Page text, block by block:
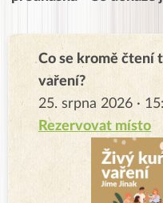
Co se kromě čtení
vaření?
25. srpna 2026 ·
Rezervovat místo